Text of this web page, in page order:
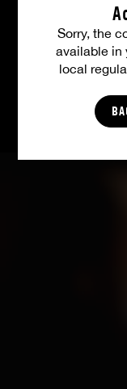
Sorry, the
available in
local